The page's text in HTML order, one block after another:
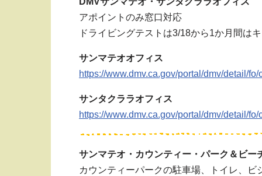
アポイントのみ窓口対応
ドライビングテストは3/18から1か月間は
サンマテオオフィス
https://www.dmv.ca.gov/portal/dmv/detail/
サンタクララオフィス
https://www.dmv.ca.gov/portal/dmv/detail/
サンマテオ・カウンティー・パーク＆ビー
カウンティーパークの駐車場、トイレ、